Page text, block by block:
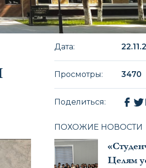
Дата:
Просмотры: 3470
Поделиться:
ПОХОЖИЕ НОВОСТИ
Целям